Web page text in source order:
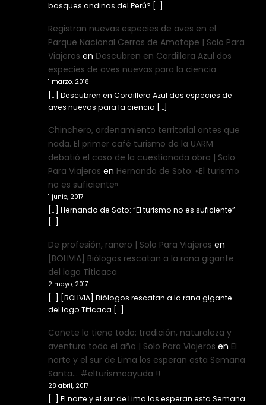
bosques andinos del Perú? […]
Registran nuevas especies de aves en el
Parque Nacional Cerros de Amotape | Solo Para
Viajeros en Descubren en Cordillera Azul dos
especies de aves nuevas para la ciencia
1 marzo, 2018
[…] Descubren en Cordillera Azul dos especies de
aves nuevas para la ciencia […]
Chinchero, ordenamiento territorial antes que
nada. El primer café turismo de la UARM
debatió el caso de la cuestionada obra | Solo
Para Viajeros en Hernando de Soto: «El turismo
no es suficiente»
1 junio, 2017
[…] Hernando de Soto: “El turismo no es suficiente”
[…]
De profesión, ranero | Solo Para Viajeros en
[BOLIVIA] Biólogos rescatan a la rana gigante
del lago Titicaca
2 mayo, 2017
[…] [BOLIVIA] Biólogos rescatan a la rana gigante
del lago Titicaca […]
Cañete lo tiene todo: tradición, naturaleza y
aventura todo el año | Solo Para Viajeros en El
norte y el sur de Lima los esperan esta Semana
Santa… #elturismoayuda !!
28 abril, 2017
[…] El norte y el sur de Lima los esperan esta Semana